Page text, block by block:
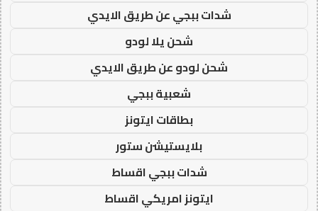
شدات ببجي عن طريق الايدي
شحن يلا لودو
شحن لودو عن طريق الايدي
شعبية ببجي
بطاقات ايتونز
بلايستيشن ستور
شدات ببجي اقساط
ايتونز امريكي اقساط